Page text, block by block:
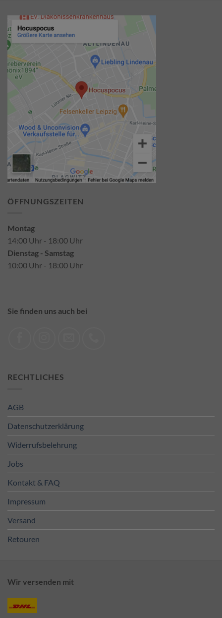
ÖFFNUNGSZEITEN
Montag
14:00 Uhr - 18:00 Uhr
Dienstag - Samstag
10:00 Uhr - 18:00 Uhr
Sie finden uns auch bei
RECHTLICHES
AGB
Datenschutzerklärung
Widerrufsbelehrung
Jobs
Kontakt & FAQ
Impressum
Versand
Retouren
Wir versenden mit